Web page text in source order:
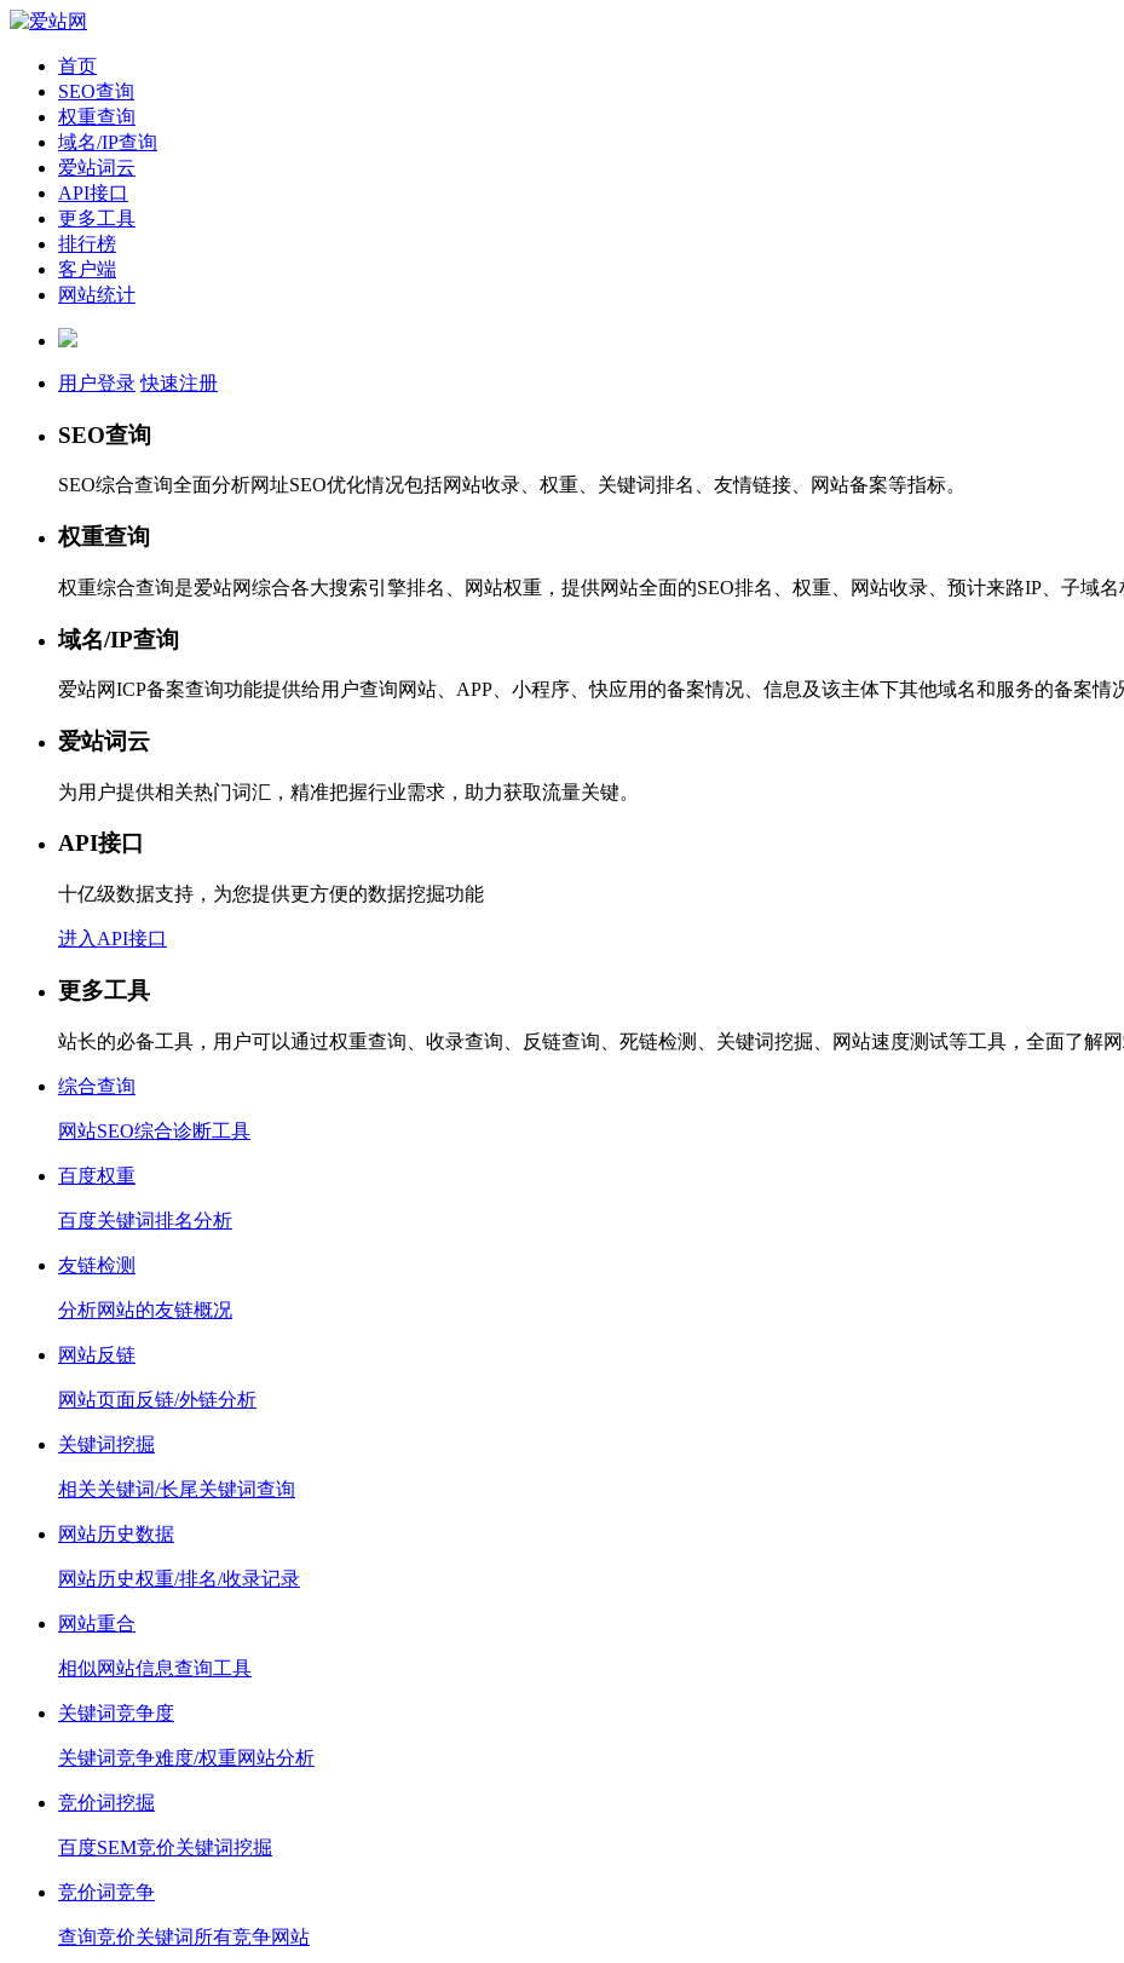
首页
SEO查询
权重查询
域名/IP查询
爱站词云
API接口
更多工具
排行榜
客户端
网站统计
用户登录 快速注册
SEO查询
SEO综合查询全面分析网址SEO优化情况包括网站收录、权重、关键词排名、友情链接、网站备案等指标。
权重查询
权重综合查询是爱站网综合各大搜索引擎排名、网站权重，提供网站全面的SEO排名、权重、网站收录、预计来路IP、子域名
域名/IP查询
爱站网ICP备案查询功能提供给用户查询网站、APP、小程序、快应用的备案情况、信息及该主体下其他域名和服务的备案情
爱站词云
为用户提供相关热门词汇，精准把握行业需求，助力获取流量关键。
API接口
十亿级数据支持，为您提供更方便的数据挖掘功能
进入API接口
更多工具
站长的必备工具，用户可以通过权重查询、收录查询、反链查询、死链检测、关键词挖掘、网站速度测试等工具，全面了解网
综合查询
网站SEO综合诊断工具
百度权重
百度关键词排名分析
友链检测
分析网站的友链概况
网站反链
网站页面反链/外链分析
关键词挖掘
相关关键词/长尾关键词查询
网站历史数据
网站历史权重/排名/收录记录
网站重合
相似网站信息查询工具
关键词竞争度
关键词竞争难度/权重网站分析
竞价词挖掘
百度SEM竞价关键词挖掘
竞价词竞争
查询竞价关键词所有竞争网站